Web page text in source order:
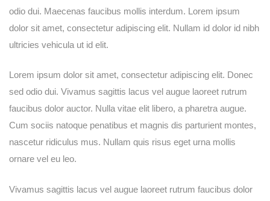
odio dui. Maecenas faucibus mollis interdum. Lorem ipsum
dolor sit amet, consectetur adipiscing elit. Nullam id dolor id nibh
ultricies vehicula ut id elit.
Lorem ipsum dolor sit amet, consectetur adipiscing elit. Donec
sed odio dui. Vivamus sagittis lacus vel augue laoreet rutrum
faucibus dolor auctor. Nulla vitae elit libero, a pharetra augue.
Cum sociis natoque penatibus et magnis dis parturient montes,
nascetur ridiculus mus. Nullam quis risus eget urna mollis
ornare vel eu leo.
Vivamus sagittis lacus vel augue laoreet rutrum faucibus dolor